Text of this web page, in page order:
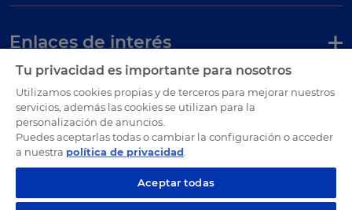
Enlaces de interés
Certificaciones
Tu privacidad es importante para nosotros
Utilizamos cookies propias y de terceros para mejorar nuestros
servicios, además las cookies se utilizan para la
personalización de anuncios.
Puedes aceptarlas todas o cambiar la configuración o acceder
a nuestra política de privacidad
Aceptar todas